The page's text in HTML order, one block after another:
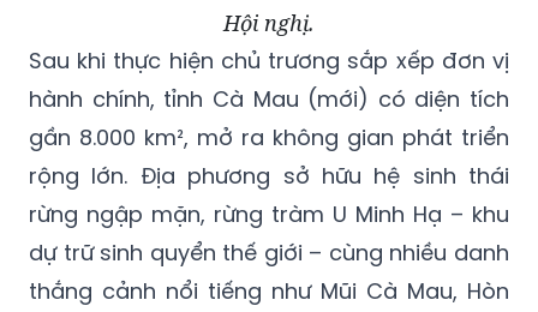
Hội nghị.
Sau khi thực hiện chủ trương sắp xếp đơn vị
hành chính, tỉnh Cà Mau (mới) có diện tích
gần 8.000 km², mở ra không gian phát triển
rộng lớn. Địa phương sở hữu hệ sinh thái
rừng ngập mặn, rừng tràm U Minh Hạ – khu
dự trữ sinh quyển thế giới – cùng nhiều danh
thắng cảnh nổi tiếng như Mũi Cà Mau, Hòn